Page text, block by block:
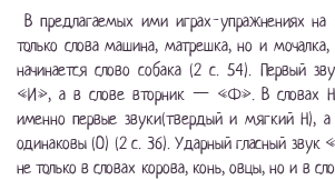
В предлагаемых ими играх-упражнениях
только слова машина, матрешка, но и
начинается слово собака (2 с. 54). Первый
«И», а в слове вторник — «Ф». В словах
именно первые звуки(твердый и мягкий Н), а
одинаковы (О) (2 с. 36). Ударный гласный звук
не только в словах корова, конь, овцы, но и в